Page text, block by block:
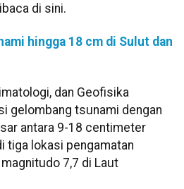
di sini.
hingga 18 cm di Sulut dan
dan Geofisika
gelombang tsunami dengan
antara 9-18 centimeter
tiga lokasi pengamatan
7,7 di Laut